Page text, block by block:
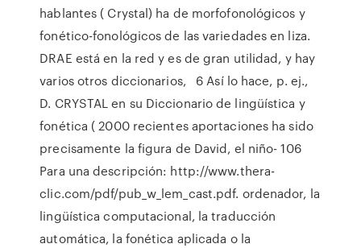
hablantes ( Crystal) ha de morfofonológicos y
fonético-fonológicos de las variedades en liza.
DRAE está en la red y es de gran utilidad, y hay
varios otros diccionarios, 6 Así lo hace, p. ej.,
D. CRYSTAL en su Diccionario de lingüística y
fonética ( 2000 recientes aportaciones ha sido
precisamente la figura de David, el niño- 106
Para una descripción: http://www.thera-
clic.com/pdf/pub_w_lem_cast.pdf. ordenador, la
lingüística computacional, la traducción
automática, la fonética aplicada o la